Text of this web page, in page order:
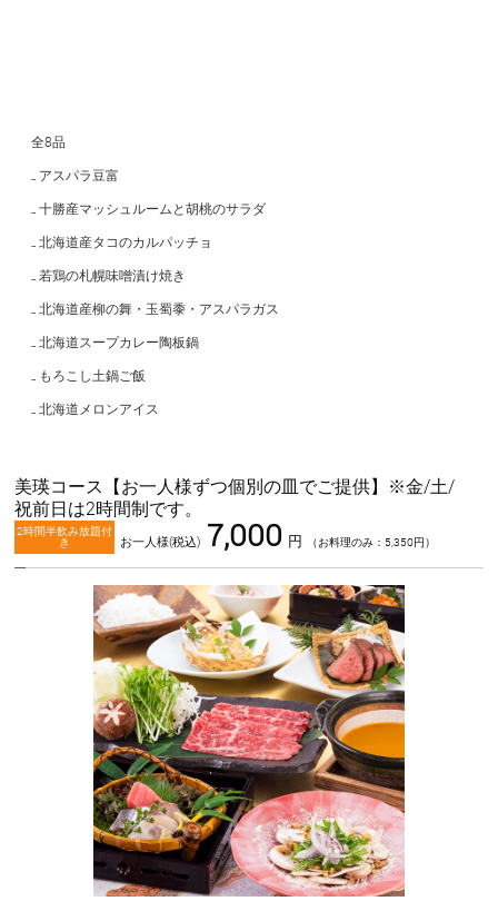
全8品
₋ アスパラ豆富
₋ 十勝産マッシュルームと胡桃のサラダ
₋ 北海道産タコのカルパッチョ
₋ 若鶏の札幌味噌漬け焼き
₋ 北海道産柳の舞・玉蜀黍・アスパラガス
₋ 北海道スープカレー陶板鍋
₋ もろこし土鍋ご飯
₋ 北海道メロンアイス
美瑛コース【お一人様ずつ個別の皿でご提供】※金/土/
祝前日は2時間制です。
2時間半飲み放題付
き お一人様(税込) 7,000 円 （お料理のみ：5,350円）